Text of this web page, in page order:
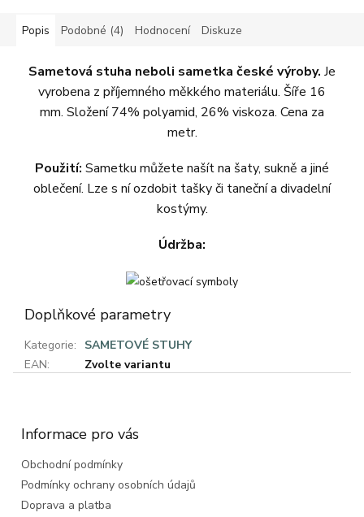
Popis Podobné (4) Hodnocení Diskuze
Sametová stuha neboli sametka české výroby. Je
vyrobena z příjemného měkkého materiálu. Šíře 16
mm. Složení 74% polyamid, 26% viskoza. Cena za
metr.
Použití: Sametku můžete našít na šaty, sukně a jiné
oblečení. Lze s ní ozdobit tašky či taneční a divadelní
kostýmy.
Údržba:
Doplňkové parametry
Kategorie:
SAMETOVÉ STUHY
EAN: Zvolte variantu
Informace pro vás
Obchodní podmínky
Podmínky ochrany osobních údajů
Doprava a platba